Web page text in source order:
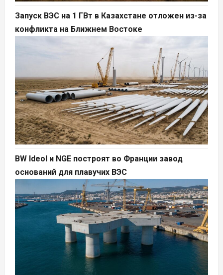
Запуск ВЭС на 1 ГВт в Казахстане отложен из-за
конфликта на Ближнем Востоке
BW Ideol и NGE построят во Франции завод
оснований для плавучих ВЭС